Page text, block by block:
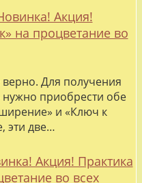
Акция!
на процветание во
верно. Для получения
нужно приобрести обе
и «Ключ к
эти две…
Акция! Практика
во всех